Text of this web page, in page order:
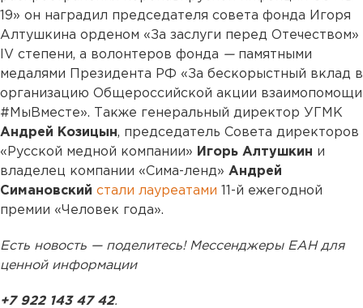
19» он наградил председателя совета фонда Игоря
Алтушкина орденом «За заслуги перед Отечеством»
IV степени, а волонтеров фонда —памятными
медалями Президента РФ «За бескорыстный вклад в
организацию Общероссийской акции взаимопомощи
#МыВместе». Также генеральный директор УГМК
Андрей Козицын, председатель Совета директоров
«Русской медной компании» Игорь Алтушкин и
владелец компании «Сима-ленд» Андрей
Симановский стали лауреатами 11-й ежегодной
премии «Человек года».
Есть новость — поделитесь! Мессенджеры ЕАН для
ценной информации
+7 922 143 47 42.